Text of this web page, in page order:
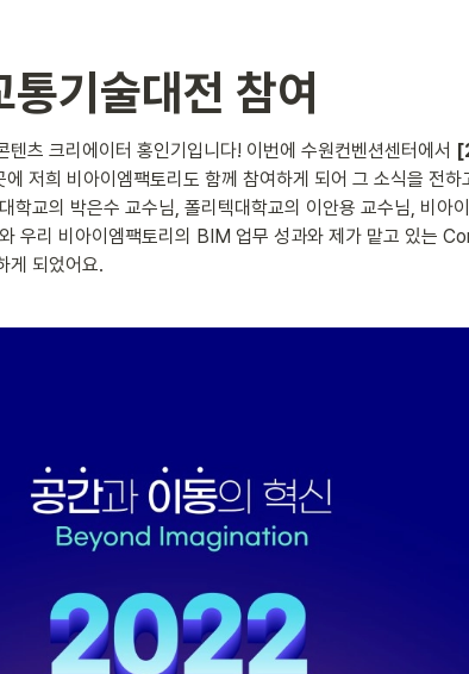
기술대전 참여
텐츠 크리에이터 홍인기입니다! 이번에 수원컨벤션센터에서
저희 비아이엠팩토리도 함께 참여하게 되어 그 소식을 전하
학교의 박은수 교수님, 폴리텍대학교의 이안용 교수님, 비아
우리 비아이엠팩토리의 BIM 업무 성과와 제가 맡고 있는
게 되었어요.